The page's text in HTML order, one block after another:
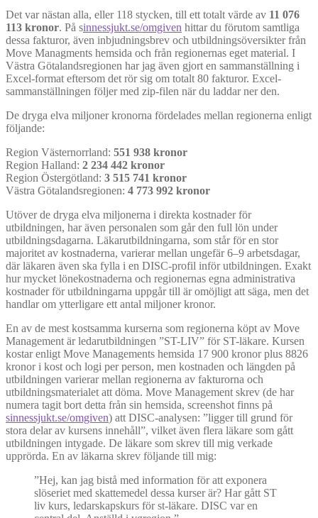
Det var nästan alla, eller 118 stycken, till ett totalt värde av 11 076
113 kronor. På sinnessjukt.se/omgiven hittar du förutom samtliga
dessa fakturor, även inbjudningsbrev och utbildningsöversikter från
Move Managments hemsida och från regionernas eget material. I
Västra Götalandsregionen har jag även gjort en sammanställning i
Excel-format eftersom det rör sig om totalt 80 fakturor. Excel-
sammanställningen följer med zip-filen när du laddar ner den.
De dryga elva miljoner kronorna fördelades mellan regionerna enligt
följande:
Region Västernorrland: 551 938 kronor
Region Halland: 2 234 442 kronor
Region Östergötland: 3 515 741 kronor
Västra Götalandsregionen: 4 773 992 kronor
Utöver de dryga elva miljonerna i direkta kostnader för
utbildningen, har även personalen som går den full lön under
utbildningsdagarna. Läkarutbildningarna, som står för en stor
majoritet av kostnaderna, varierar mellan ungefär 6–9 arbetsdagar,
där läkaren även ska fylla i en DISC-profil inför utbildningen. Exakt
hur mycket lönekostnaderna och regionernas egna administrativa
kostnader för utbildningarna uppgår till är omöjligt att säga, men det
handlar om ytterligare ett antal miljoner kronor.
En av de mest kostsamma kurserna som regionerna köpt av Move
Management är ledarutbildningen ”ST-LIV” för ST-läkare. Kursen
kostar enligt Move Managements hemsida 17 900 kronor plus 8826
kronor i kost och logi per person, men kostnaden och längden på
utbildningen varierar mellan regionerna av fakturorna och
utbildningsmaterialet att döma. Move Management skrev (de har
numera tagit bort detta från sin hemsida, screenshot finns på
sinnessjukt.se/omgiven) att DISC-analysen: ”ligger till grund för
stora delar av kursens innehåll”, vilket även flera läkare som gått
utbildningen intygade. De läkare som skrev till mig verkade
upprörda. En av läkarna skrev följande till mig:
”Hej, kan jag bistå med information för att exponera
slöseriet med skattemedel dessa kurser är? Har gått ST
liv kurs, ledarskapskurs för st-läkare. DISC var en